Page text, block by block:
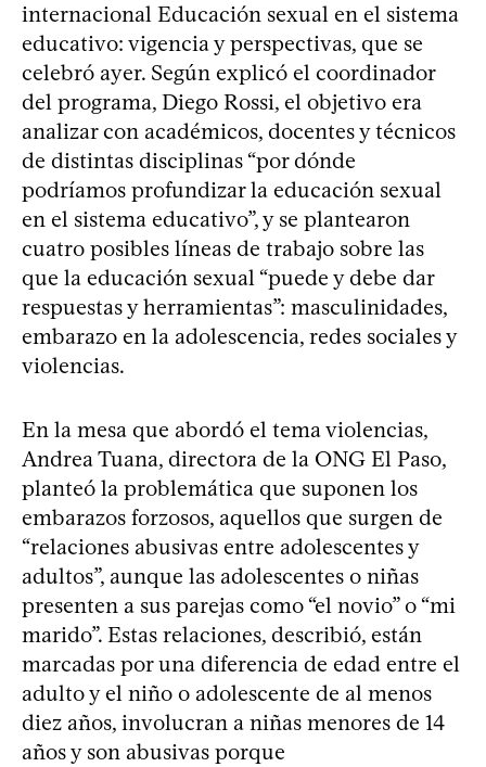
internacional Educación sexual en el sistema
educativo: vigencia y perspectivas, que se
celebró ayer. Según explicó el coordinador
del programa, Diego Rossi, el objetivo era
analizar con académicos, docentes y técnicos
de distintas disciplinas “por dónde
podríamos profundizar la educación sexual
en el sistema educativo”, y se plantearon
cuatro posibles líneas de trabajo sobre las
que la educación sexual “puede y debe dar
respuestas y herramientas”: masculinidades,
embarazo en la adolescencia, redes sociales y
violencias.
En la mesa que abordó el tema violencias,
Andrea Tuana, directora de la ONG El Paso,
planteó la problemática que suponen los
embarazos forzosos, aquellos que surgen de
“relaciones abusivas entre adolescentes y
adultos”, aunque las adolescentes o niñas
presenten a sus parejas como “el novio” o “mi
marido”. Estas relaciones, describió, están
marcadas por una diferencia de edad entre el
adulto y el niño o adolescente de al menos
diez años, involucran a niñas menores de 14
años y son abusivas porque